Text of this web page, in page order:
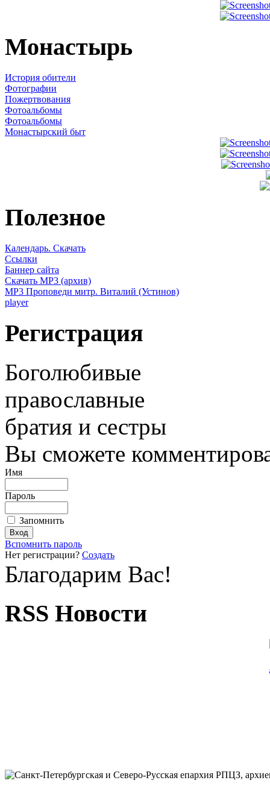
Монастырь
История обители
Фотографии
Пожертвования
Фотоальбомы
Фотоальбомы
Монастырский быт
Полезное
Календарь. Скачать
Ссылки
Баннер сайта
Скачать MP3 (архив)
MP3 Проповеди митр. Виталий (Устинов)
player
Регистрация
Боголюбивые
православные
братия и сестры
Вы сможете
Имя
Пароль
Запомнить
Вспомнить пароль
Нет регистрации? Создать
Благодарим Вас!
RSS Новости